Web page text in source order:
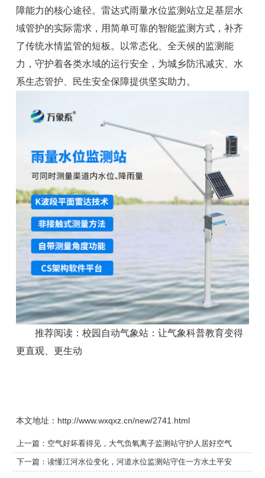
障能力的核心途径。雷达式雨量水位监测站立足基层水
域管护的实际需求，用简单可靠的智能监测方式，补齐
了传统水情监管的短板。以常态化、全天候的监测能
力，守护着各类水域的运行安全，为城乡防汛减灾、水
系生态管护、民生安全保障提供坚实助力。
推荐阅读： 校园自动气象站：让气象科普教育变得
更直观、更生动
本文地址：http://www.wxqxz.cn/new/2741.html
上一篇： 空气好坏看得见，大气负氧离子监测站守护人居好空气
下一篇： 读懂江河水位变化，河道水位监测站守住一方水土平安